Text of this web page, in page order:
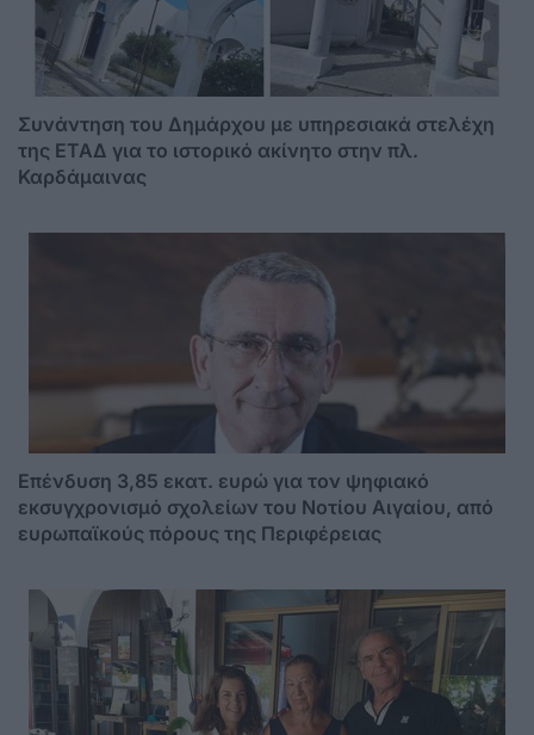
Συνάντηση του Δημάρχου με υπηρεσιακά στελέχη
της ΕΤΑΔ για το ιστορικό ακίνητο στην πλ.
Καρδάμαινας
Επένδυση 3,85 εκατ. ευρώ για τον ψηφιακό
εκσυγχρονισμό σχολείων του Νοτίου Αιγαίου, από
ευρωπαϊκούς πόρους της Περιφέρειας